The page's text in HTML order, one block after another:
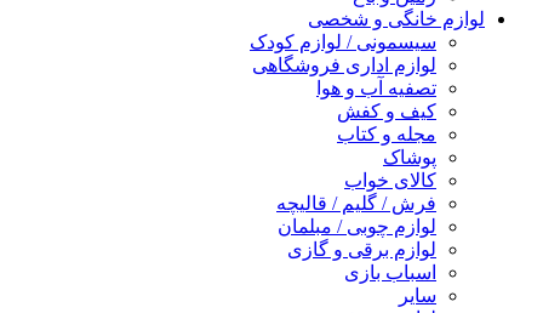
لوازم خانگی و شخصی
سیسمونی / لوازم کودک
لوازم اداری فروشگاهی
تصفیه آب و هوا
کیف و کفش
مجله و کتاب
پوشاک
کالای خواب
فرش / گلیم / قالیچه
لوازم چوبی / مبلمان
لوازم برقی و گازی
اسباب بازی
سایر